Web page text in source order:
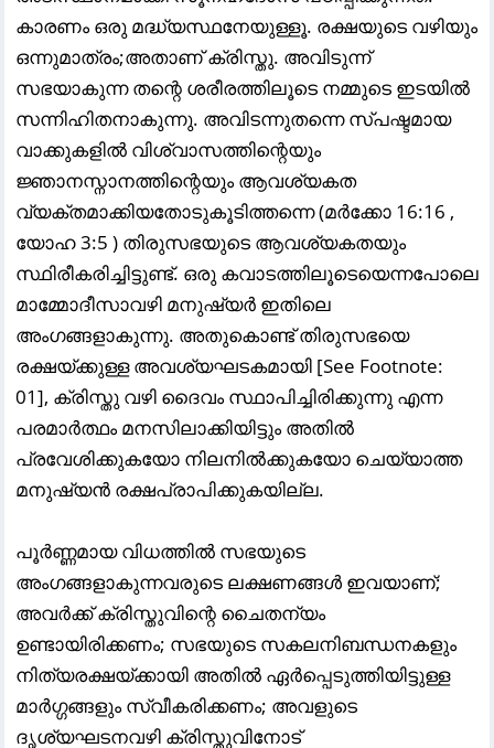
കാരണം ഒരു മദ്ധ്യസ്ഥനേയുള്ളൂ. രക്ഷയുടെ വഴിയും
ഒന്നുമാത്രം;അതാണ് ക്രിസ്തു. അവിടുന്ന്
സഭയാകുന്ന തന്റെ ശരീരത്തിലൂടെ നമ്മുടെ ഇടയിൽ
സന്നിഹിതനാകുന്നു. അവിടന്നുതന്നെ സ്പഷ്ടമായ
വാക്കുകളിൽ വിശ്വാസത്തിന്റെയും
ജ്ഞാനസ്നാനത്തിന്റെയും ആവശ്യകത
വ്യക്തമാക്കിയതോടുകൂടിത്തന്നെ (മർക്കോ 16:16 ,
യോഹ 3:5 ) തിരുസഭയുടെ ആവശ്യകതയും
സ്ഥിരീകരിച്ചിട്ടുണ്ട്‌. ഒരു കവാടത്തിലൂടെയെന്നപോലെ
മാമ്മോദീസാവഴി മനുഷ്യർ ഇതിലെ
അംഗങ്ങളാകുന്നു. അതുകൊണ്ട്‌ തിരുസഭയെ
രക്ഷയ്ക്കുള്ള അവശ്യഘടകമായി [See Footnote:
01], ക്രിസ്തു വഴി ദൈവം സ്ഥാപിച്ചിരിക്കുന്നു എന്ന
പരമാർത്ഥം മനസിലാക്കിയിട്ടും അതിൽ
പ്രവേശിക്കുകയോ നിലനിൽക്കുകയോ ചെയ്യാത്ത
മനുഷ്യൻ രക്ഷപ്രാപിക്കുകയില്ല.
പൂർണ്ണമായ വിധത്തിൽ സഭയുടെ
അംഗങ്ങളാകുന്നവരുടെ ലക്ഷണങ്ങൾ ഇവയാണ്;
അവർക്ക്‌ ക്രിസ്തുവിന്റെ ചൈതന്യം
ഉണ്ടായിരിക്കണം; സഭയുടെ സകലനിബന്ധനകളും
നിത്യരക്ഷയ്ക്കായി അതിൽ ഏർപ്പെടുത്തിയിട്ടുള്ള
മാർഗ്ഗങ്ങളും സ്വീകരിക്കണം; അവളുടെ
ദൃശ്യഘടനവഴി ക്രിസ്തുവിനോട്‌